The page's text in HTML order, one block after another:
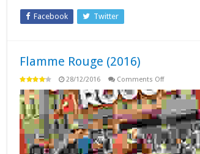
Facebook Twitter
Flamme Rouge (2016)
28/12/2016 Comments Offon
Rouge